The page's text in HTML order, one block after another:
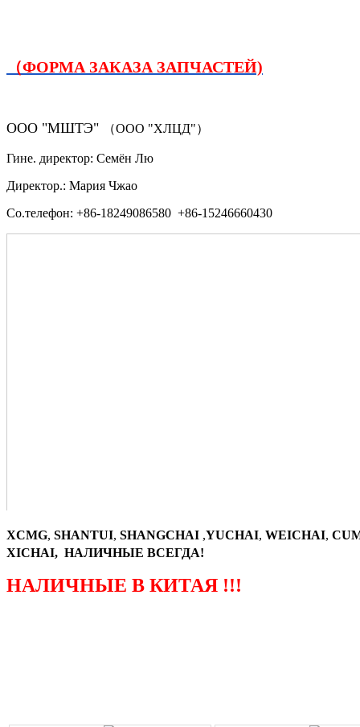
（ФОРМА ЗАКАЗА ЗАПЧАСТЕЙ)
ООО "МШТЭ" （ООО "ХЛЦД"）
Гине. директор: Семён Лю
Директор.: Мария Чжао
Со.телефон: +86-18249086580 +86-15246660430
XCMG, SHANTUI, SHANGCHAI ,YUCHAI, WEICHAI,
XICHAI, НАЛИЧНЫЕ ВСЕГДА!
НАЛИЧНЫЕ В КИТАЯ !!!